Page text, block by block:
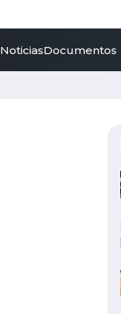
NoticiasDocumentos